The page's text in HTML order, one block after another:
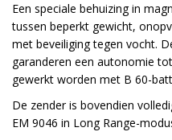
Een speciale behuizing in
tussen beperkt gewicht,
met beveiliging tegen vocht.
garanderen een autonomie
gewerkt worden met B 60-
De zender is bovendien
EM 9046 in Long Range-